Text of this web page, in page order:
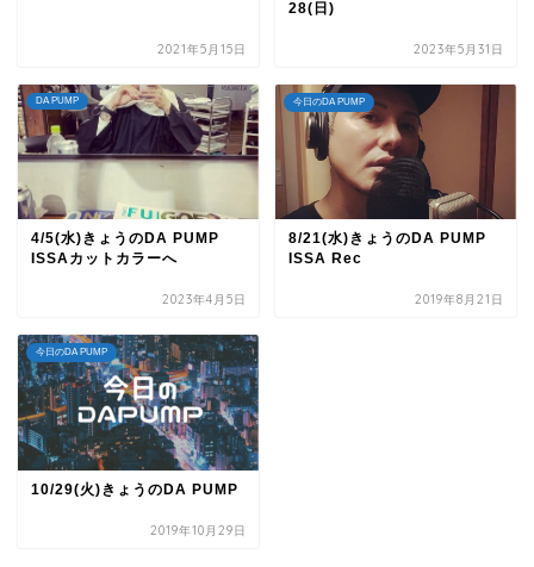
2021年5月15日
28(日)
2023年5月31日
DA PUMP
4/5(水)きょうのDA PUMP
ISSAカットカラーへ
2023年4月5日
今日のDA PUMP
8/21(水)きょうのDA PUMP
ISSA Rec
2019年8月21日
今日のDA PUMP
10/29(火)きょうのDA PUMP
2019年10月29日